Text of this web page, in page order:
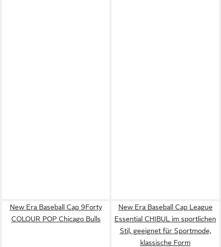
New Era Baseball Cap 9Forty
COLOUR POP Chicago Bulls
New Era Baseball Cap League
Essential CHIBUL im sportlichen
Stil, geeignet für Sportmode,
klassische Form